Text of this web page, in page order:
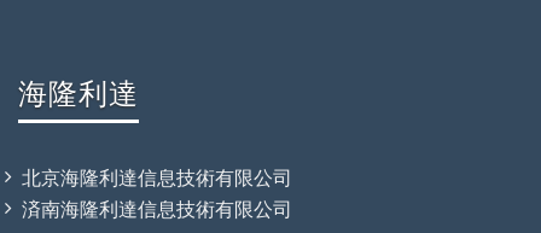
海隆利達
北京海隆利達信息技術有限公司
済南海隆利達信息技術有限公司